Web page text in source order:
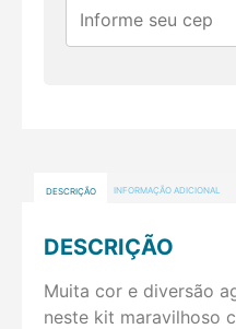
DESCRIÇÃO INFORMAÇÃO ADICIONAL
DESCRIÇÃO
Muita cor e diversão
neste kit maravilhoso